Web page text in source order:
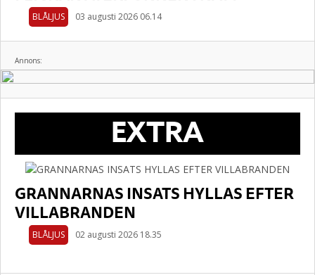
BLÅLJUS 03 augusti 2026 06.14
Annons:
EXTRA
GRANNARNAS INSATS HYLLAS EFTER
VILLABRANDEN
BLÅLJUS 02 augusti 2026 18.35